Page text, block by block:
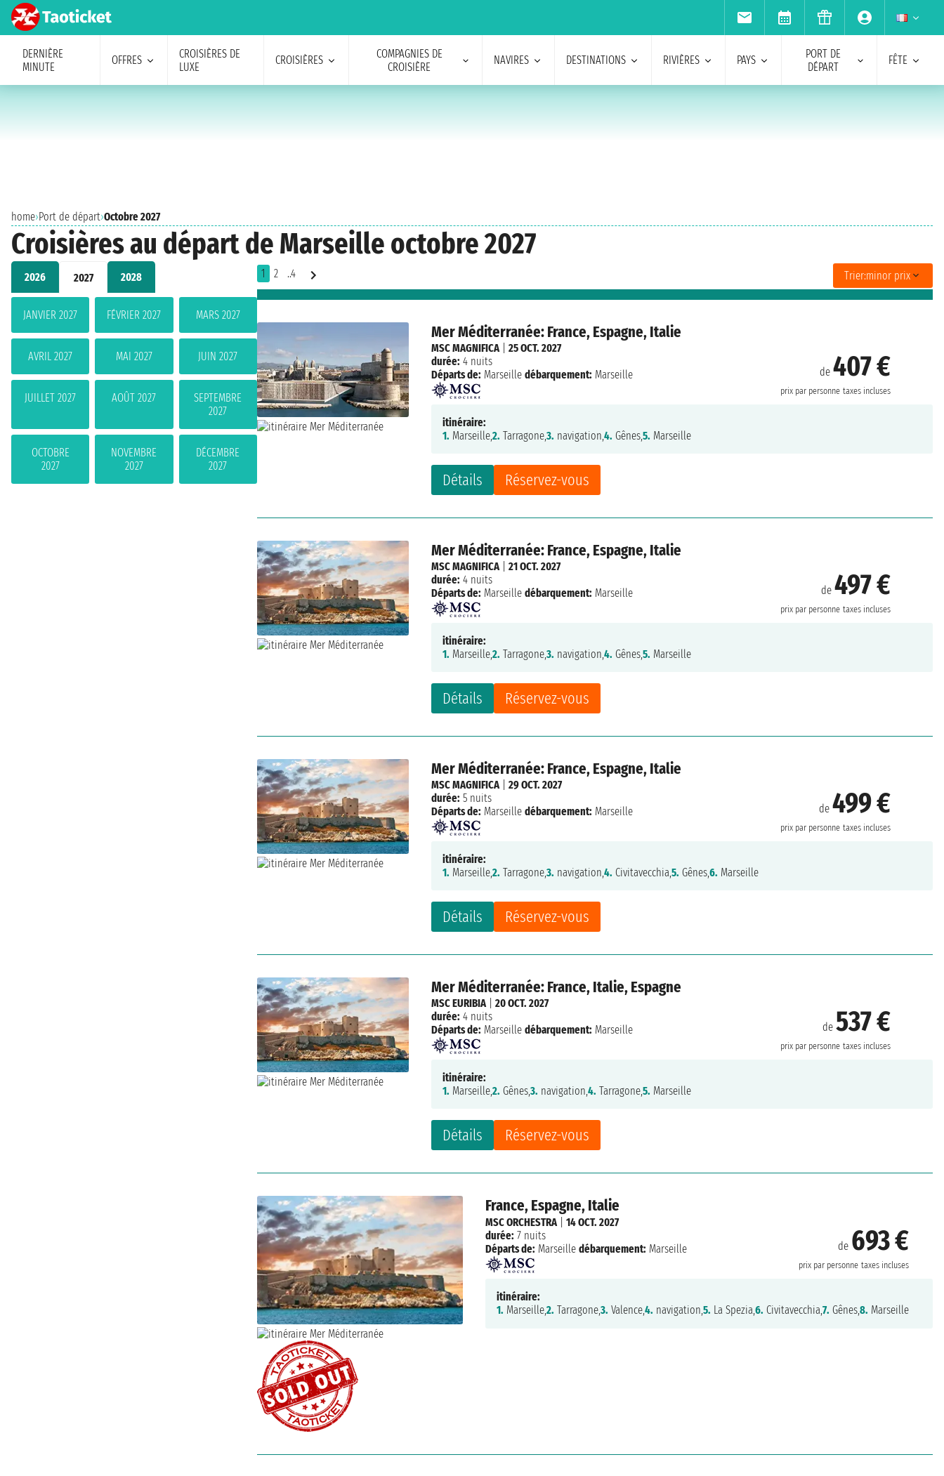
DERNIÈRE
MINUTE
OFFRES
CROISIÈRES DE
LUXE
CROISIÈRES
COMPAGNIES DE
CROISIÈRE
NAVIRES DESTINATIONS RIVIÈRES PAYS
PORT DE
DÉPART
FÊTE
home›Port de départ›Octobre 2027
Croisières au départ de Marseille octobre 2027
2026 2027 2028
JANVIER 2027 FÉVRIER 2027 MARS 2027
AVRIL 2027 MAI 2027 JUIN 2027
JUILLET 2027 AOÛT 2027
SEPTEMBRE
2027
OCTOBRE
2027
NOVEMBRE
2027
DÉCEMBRE
2027
1 2 ..4 Trier:minor prix
Mer Méditerranée: France, Espagne, Italie
de407 €
prix par personne taxes incluses
Détails Réservez-vous
MSC MAGNIFICA|25 OCT. 2027
durée: 4 nuits
Départs de: Marseille débarquement: Marseille
itinéraire:
1. Marseille,2. Tarragone,3. navigation,4. Gênes,5. Marseille
Mer Méditerranée: France, Espagne, Italie
de497 €
prix par personne taxes incluses
Détails Réservez-vous
MSC MAGNIFICA|21 OCT. 2027
durée: 4 nuits
Départs de: Marseille débarquement: Marseille
itinéraire:
1. Marseille,2. Tarragone,3. navigation,4. Gênes,5. Marseille
Mer Méditerranée: France, Espagne, Italie
de499 €
prix par personne taxes incluses
Détails Réservez-vous
MSC MAGNIFICA|29 OCT. 2027
durée: 5 nuits
Départs de: Marseille débarquement: Marseille
itinéraire:
1. Marseille,2. Tarragone,3. navigation,4. Civitavecchia,5. Gênes,6. Marseille
Mer Méditerranée: France, Italie, Espagne
de537 €
prix par personne taxes incluses
Détails Réservez-vous
MSC EURIBIA|20 OCT. 2027
durée: 4 nuits
Départs de: Marseille débarquement: Marseille
itinéraire:
1. Marseille,2. Gênes,3. navigation,4. Tarragone,5. Marseille
France, Espagne, Italie
de 693 €
prix par personne taxes incluses
MSC ORCHESTRA| 14 OCT. 2027
durée: 7 nuits
Départs de: Marseille débarquement: Marseille
itinéraire:
1. Marseille,2. Tarragone,3. Valence,4. navigation,5. La Spezia,6. Civitavecchia,7. Gênes,8. Marseille